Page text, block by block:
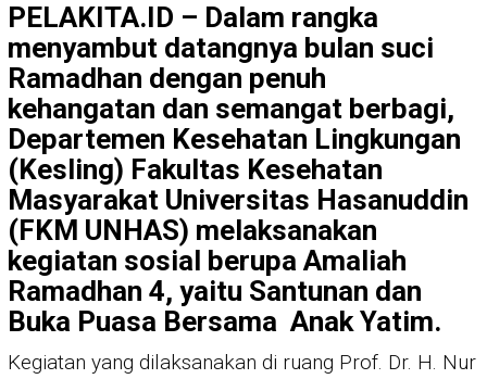
PELAKITA.ID – Dalam rangka
menyambut datangnya bulan suci
Ramadhan dengan penuh
kehangatan dan semangat berbagi,
Departemen Kesehatan Lingkungan
(Kesling) Fakultas Kesehatan
Masyarakat Universitas Hasanuddin
(FKM UNHAS) melaksanakan
kegiatan sosial berupa Amaliah
Ramadhan 4, yaitu Santunan dan
Buka Puasa Bersama Anak Yatim.
Kegiatan yang dilaksanakan di ruang Prof. Dr. H. Nur